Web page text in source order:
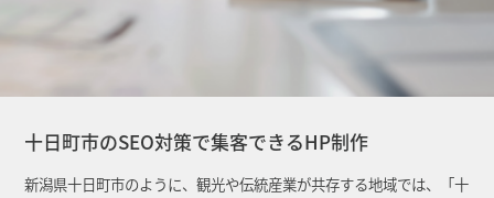
十日町市のSEO対策で集客できるHP制作
新潟県十日町市のように、観光や伝統産業が共存する地域では、「十